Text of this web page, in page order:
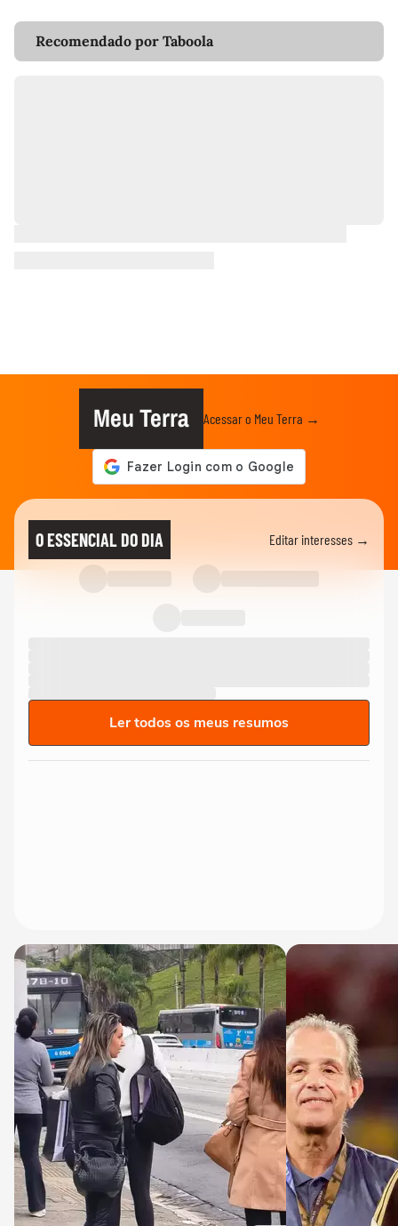
Recomendado por Taboola
Meu Terra Acessar o Meu Terra →
O ESSENCIAL DO DIA Editar interesses →
Ler todos os meus resumos